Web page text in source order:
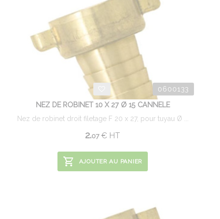
0600133
NEZ DE ROBINET 10 X 27 Ø 15 CANNELE
Nez de robinet droit filetage F 20 x 27, pour tuyau Ø ...
2.07 € HT
AJOUTER AU PANIER